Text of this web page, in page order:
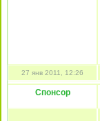
27 янв 2011, 12:26
Спонсор